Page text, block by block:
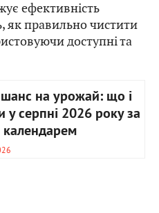
ефективність
як правильно чистити
доступні та
шанс на урожай: що і
у серпні 2026 року за
календарем